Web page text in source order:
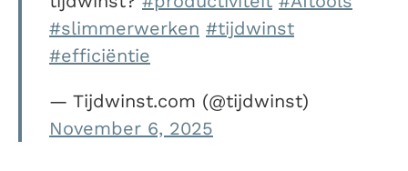
#slimmerwerken #tijdwinst
#efficiëntie
— Tijdwinst.com (@tijdwinst)
November 6, 2025